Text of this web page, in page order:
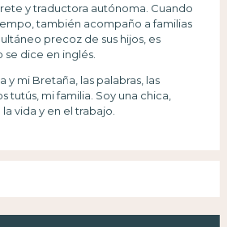
y traductora autónoma. Cuando
también acompaño a familias
precoz de sus hijos, es
se dice en inglés.
y mi Bretaña, las palabras, las
tutús, mi familia. Soy una chica,
vida y en el trabajo.